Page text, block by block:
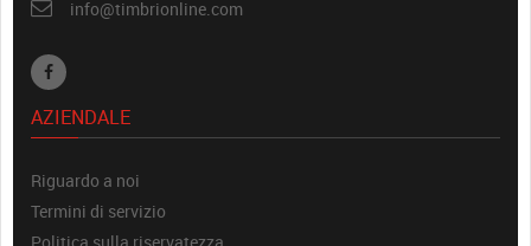
info@timbrionline.com
AZIENDALE
Riguardo a noi
Termini di servizio
Politica sulla riservatezza